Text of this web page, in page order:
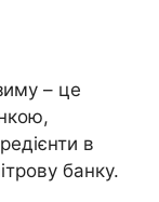
– це
в
банку.